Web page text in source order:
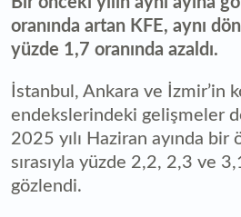
oranında artan KFE, aynı
yüzde 1,7 oranında azaldı.
İstanbul, Ankara ve İzmir’in
endekslerindeki gelişmeler
2025 yılı Haziran ayında bir
sırasıyla yüzde 2,2, 2,3 ve
gözlendi.